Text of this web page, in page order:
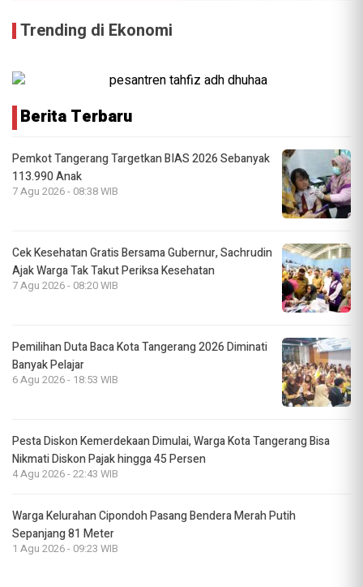
Trending di Ekonomi
Berita Terbaru
Pemkot Tangerang Targetkan BIAS 2026 Sebanyak
113.990 Anak
7 Agu 2026 - 08:38 WIB
Cek Kesehatan Gratis Bersama Gubernur, Sachrudin
Ajak Warga Tak Takut Periksa Kesehatan
7 Agu 2026 - 08:20 WIB
Pemilihan Duta Baca Kota Tangerang 2026 Diminati
Banyak Pelajar
6 Agu 2026 - 18:53 WIB
Pesta Diskon Kemerdekaan Dimulai, Warga Kota Tangerang Bisa
Nikmati Diskon Pajak hingga 45 Persen
4 Agu 2026 - 22:43 WIB
Warga Kelurahan Cipondoh Pasang Bendera Merah Putih
Sepanjang 81 Meter
1 Agu 2026 - 09:23 WIB